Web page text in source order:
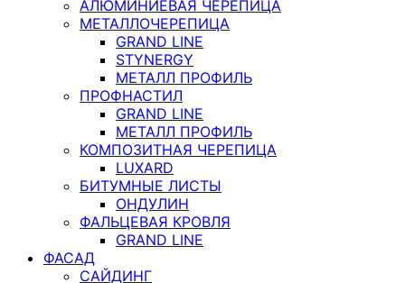
АЛЮМИНИЕВАЯ ЧЕРЕПИЦА
МЕТАЛЛОЧЕРЕПИЦА
GRAND LINE
STYNERGY
МЕТАЛЛ ПРОФИЛЬ
ПРОФНАСТИЛ
GRAND LINE
МЕТАЛЛ ПРОФИЛЬ
КОМПОЗИТНАЯ ЧЕРЕПИЦА
LUXARD
БИТУМНЫЕ ЛИСТЫ
ОНДУЛИН
ФАЛЬЦЕВАЯ КРОВЛЯ
GRAND LINE
ФАСАД
САЙДИНГ